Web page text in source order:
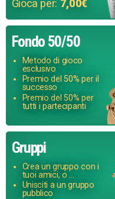
Gioca per: 7,00€
Fondo 50/50
Metodo di gioco
esclusivo
Premio del 50% per il
successo
Premio del 50% per
tutti i partecipanti
Gruppi
Crea un gruppo con i
tuoi amici, o ...
Unisciti a un gruppo
pubblico